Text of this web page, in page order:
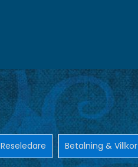
Reseledare Betalning & Villkor